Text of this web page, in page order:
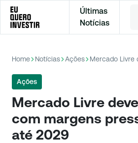
Últimas
Notícias
Home Notícias Ações
Ações
Mercado Livre
com margens
até 2029